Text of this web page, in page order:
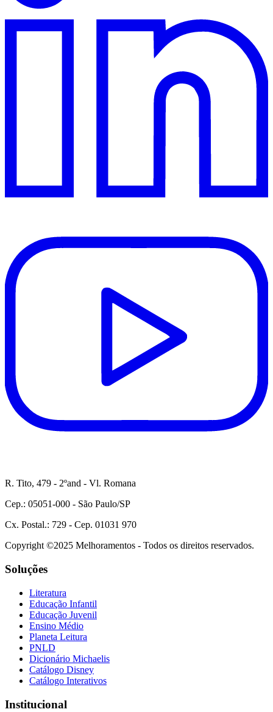
R. Tito, 479 - 2ºand - Vl. Romana
Cep.: 05051-000 - São Paulo/SP
Cx. Postal.: 729 - Cep. 01031 970
Copyright ©2025 Melhoramentos - Todos os direitos reservados.
Soluções
Literatura
Educação Infantil
Educação Juvenil
Ensino Médio
Planeta Leitura
PNLD
Dicionário Michaelis
Catálogo Disney
Catálogo Interativos
Institucional